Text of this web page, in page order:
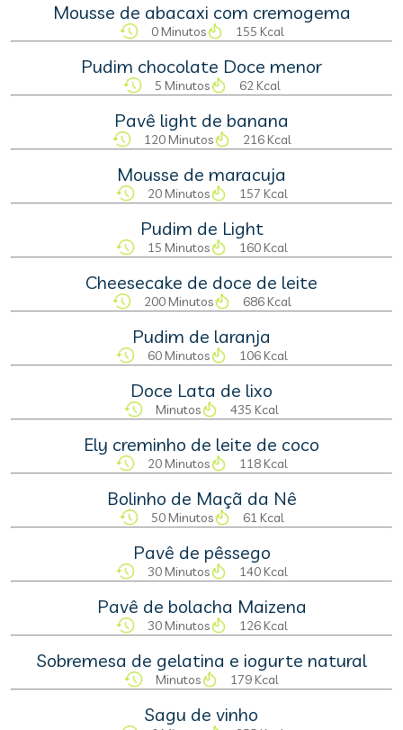
Mousse de abacaxi com cremogema
0 Minutos 155 Kcal
Pudim chocolate Doce menor
5 Minutos 62 Kcal
Pavê light de banana
120 Minutos 216 Kcal
Mousse de maracuja
20 Minutos 157 Kcal
Pudim de Light
15 Minutos 160 Kcal
Cheesecake de doce de leite
200 Minutos 686 Kcal
Pudim de laranja
60 Minutos 106 Kcal
Doce Lata de lixo
Minutos 435 Kcal
Ely creminho de leite de coco
20 Minutos 118 Kcal
Bolinho de Maçã da Nê
50 Minutos 61 Kcal
Pavê de pêssego
30 Minutos 140 Kcal
Pavê de bolacha Maizena
30 Minutos 126 Kcal
Sobremesa de gelatina e iogurte natural
Minutos 179 Kcal
Sagu de vinho